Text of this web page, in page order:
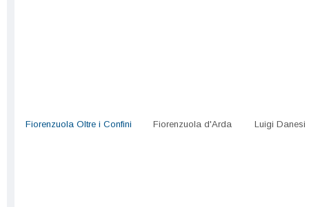
Fiorenzuola Oltre i Confini Fiorenzuola d'Arda Luigi Danesi